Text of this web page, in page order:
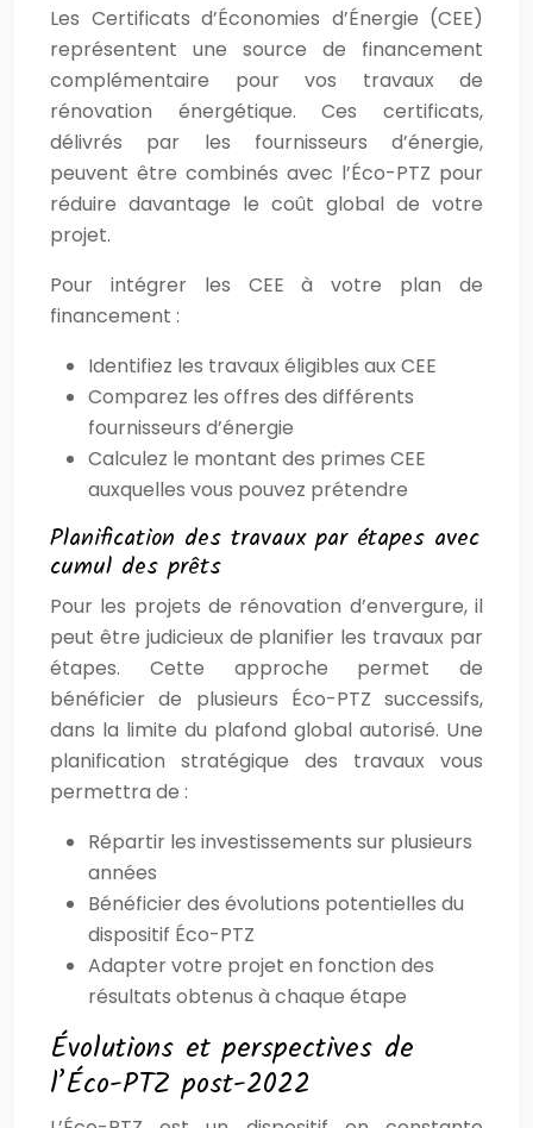
Les Certificats d’Économies d’Énergie (CEE)
représentent une source de financement
complémentaire pour vos travaux de
rénovation énergétique. Ces certificats,
délivrés par les fournisseurs d’énergie,
peuvent être combinés avec l’Éco-PTZ pour
réduire davantage le coût global de votre
projet.
Pour intégrer les CEE à votre plan de
financement :
Identifiez les travaux éligibles aux CEE
Comparez les offres des différents
fournisseurs d’énergie
Calculez le montant des primes CEE
auxquelles vous pouvez prétendre
Planification des travaux par étapes avec
cumul des prêts
Pour les projets de rénovation d’envergure, il
peut être judicieux de planifier les travaux par
étapes. Cette approche permet de
bénéficier de plusieurs Éco-PTZ successifs,
dans la limite du plafond global autorisé. Une
planification stratégique des travaux vous
permettra de :
Répartir les investissements sur plusieurs
années
Bénéficier des évolutions potentielles du
dispositif Éco-PTZ
Adapter votre projet en fonction des
résultats obtenus à chaque étape
Évolutions et perspectives de
l’Éco-PTZ post-2022